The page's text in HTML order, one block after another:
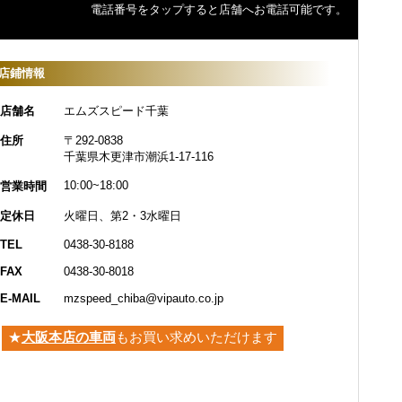
電話番号をタップすると店舗へお電話可能です。
鋪情報
舗名 エムズスピード千葉
所
〒292-0838
千葉県木更津市潮浜1-17-116
業時間 10:00~18:00
休日 火曜日、第2・3水曜日
0438-30-8188
0438-30-8018
MAIL
mzspeed_chiba@vipauto.co.jp
★大阪本店の車両もお買い求めいただけます